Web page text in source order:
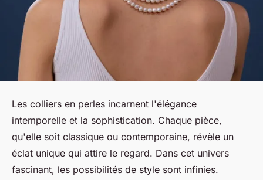
Les colliers en perles incarnent l'élégance
intemporelle et la sophistication. Chaque pièce,
qu'elle soit classique ou contemporaine, révèle un
éclat unique qui attire le regard. Dans cet univers
fascinant, les possibilités de style sont infinies.